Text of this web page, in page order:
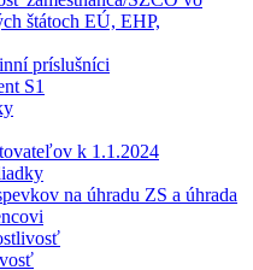
štátoch EÚ, EHP,
príslušníci
S1
k 1.1.2024
na úhradu ZS a úhrada